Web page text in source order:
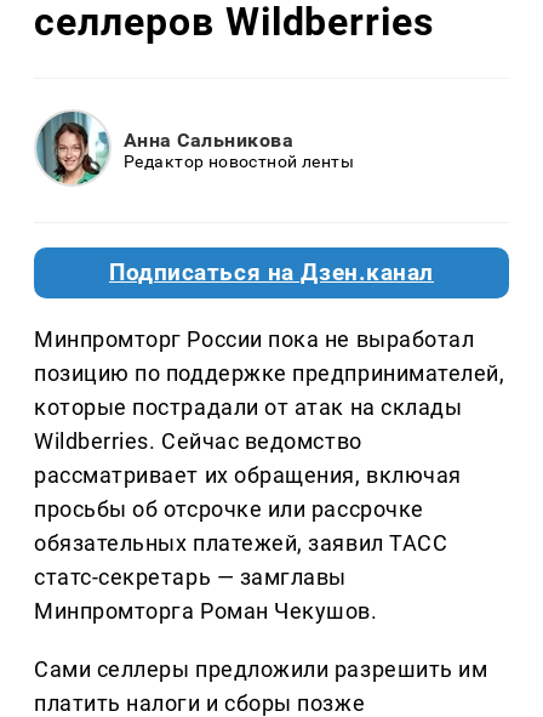
селлеров Wildberries
Анна Сальникова
Редактор новостной ленты
Подписаться на Дзен.канал
Минпромторг России пока не выработал
позицию по поддержке предпринимателей,
которые пострадали от атак на склады
Wildberries. Сейчас ведомство
рассматривает их обращения, включая
просьбы об отсрочке или рассрочке
обязательных платежей, заявил ТАСС
статс-секретарь — замглавы
Минпромторга Роман Чекушов.
Сами селлеры предложили разрешить им
платить налоги и сборы позже